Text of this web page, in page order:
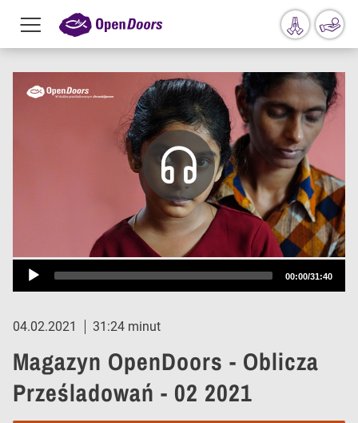
Menu
toggle
Audio-
00:00/31:40
04.02.2021 31:24 minut
Magazyn OpenDoors - Oblicza
Prześladowań - 02 2021